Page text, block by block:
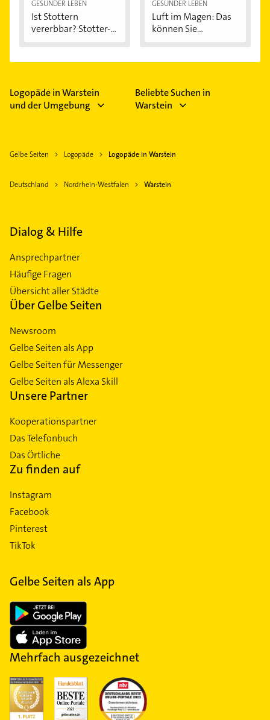
GESÜNDER LEBEN
Ist Stottern
vererbbar? Stotter-
GESÜNDER LEBEN
Luft im Magen: Das
können Sie...
Logopäde in Warstein
und der Umgebung
Beliebte Suchen in
Warstein
Gelbe Seiten Logopäde Logopäde in Warstein
Deutschland Nordrhein-Westfalen Warstein
Dialog & Hilfe
Ansprechpartner
Häufige Fragen
Übersicht aller Städte
Über Gelbe Seiten
Newsroom
Gelbe Seiten als App
Gelbe Seiten für Messenger
Gelbe Seiten als Alexa Skill
Unsere Partner
Kooperationspartner
Das Telefonbuch
Das Örtliche
Zu finden auf
Instagram
Facebook
Pinterest
TikTok
Gelbe Seiten als App
Mehrfach ausgezeichnet